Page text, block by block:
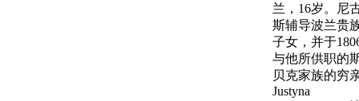
兰，16岁。尼
斯辅导波兰贵
子女，并于
与他所供职的
贝克家族的穷
Justyna